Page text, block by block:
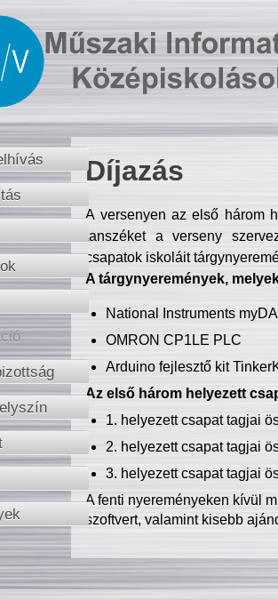
Díjazás
A versenyen az első három
tanszéket a verseny
csapatok iskoláit
A tárgynyeremények,
National Instruments
OMRON CP1LE PLC
Arduino fejlesztő kit
Az első három helyezett
1. helyezett csapat tagjai
2. helyezett csapat tagjai
3. helyezett csapat tagjai
A fenti nyereményeken kívül
szoftvert, valamint kisebb